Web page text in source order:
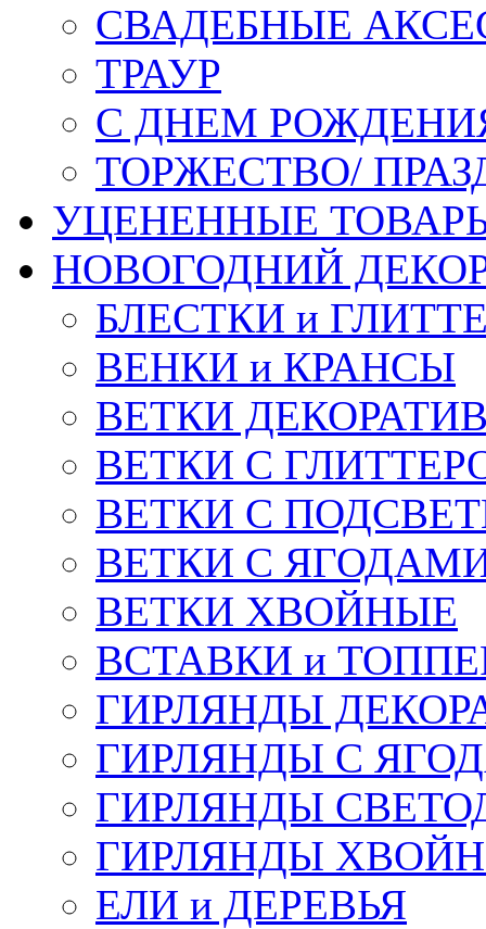
СВАДЕБНЫЕ
ТРАУР
С ДНЕМ
ТОРЖЕСТВО/
УЦЕНЕННЫЕ
НОВОГОДНИЙ
БЛЕСТКИ и
ВЕНКИ и КРАНСЫ
ВЕТКИ
ВЕТКИ С
ВЕТКИ С
ВЕТКИ С
ВЕТКИ ХВОЙНЫЕ
ВСТАВКИ и
ГИРЛЯНДЫ
ГИРЛЯНДЫ С
ГИРЛЯНДЫ
ГИРЛЯНДЫ
ЕЛИ и ДЕРЕВЬЯ